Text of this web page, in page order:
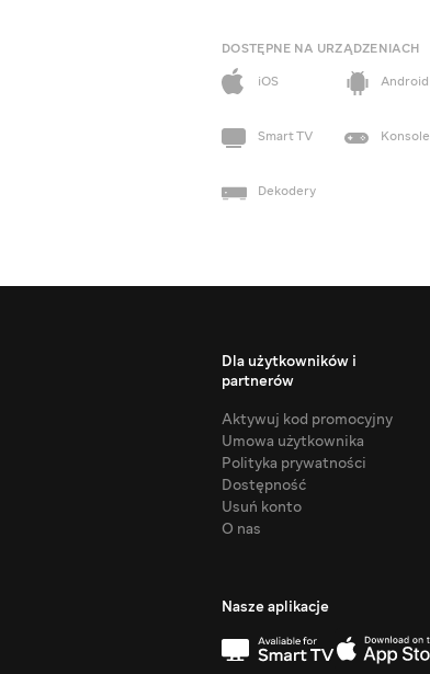
DOSTĘPNE NA URZĄDZENIACH
iOS
Android
Smart TV Konsole
Dekodery
Dla użytkowników i
partnerów
Aktywuj kod promocyjny
Umowa użytkownika
Polityka prywatności
Dostępność
Usuń konto
O nas
Nasze aplikacje